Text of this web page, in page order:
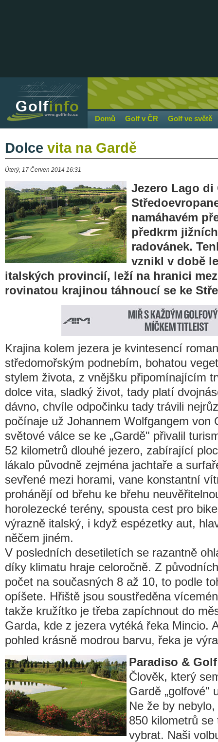
Domů Golf v ČR Golf ve světě
Dolce vita na Gardě
Úterý, 17 Červen 2014 16:31
Jezero Lago di
namáhavém
předkrm
radovánek.
vznikl v době
italských provincií, leží na hranici
rovinatou krajinou táhnoucí se ke
Krajina kolem jezera je kvintesencí
středomořským podnebím, bohatou
stylem života, z vnějšku připomínajícím
dolce vita, sladký život, tady platí
dávno, chvíle odpočinku tady trávili
počínaje už Johannem Wolfgangem von
světové válce se ke „Gardě" přivalil
52 kilometrů dlouhé jezero, zabírající
lákalo původně zejména jachtaře a
sevřené mezi horami, vane konstantní
prohánějí od břehu ke břehu
horolezecké terény, spousta cest pro
výrazně italský, i když espézetky aut,
něčem jiném.
V posledních desetiletích se razantně
díky klimatu hraje celoročně. Z
počet na současných 8 až 10, to podle
opíšete. Hřiště jsou soustředěna
takže kružítko je třeba zapíchnout do
Garda, kde z jezera vytéká řeka Mincio.
pohled krásně modrou barvu, řeka je
Paradiso &
Člověk, který
Gardě „golfové"
Ne že by
850 kilometrů
vybrat. Naši